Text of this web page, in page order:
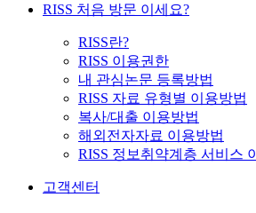
RISS 처음 방문 이세요?
RISS란?
RISS 이용권한
내 관심논문 등록방법
RISS 자료 유형별 이용방법
복사/대출 이용방법
해외전자자료 이용방법
RISS 정보취약계층 서비스
고객센터